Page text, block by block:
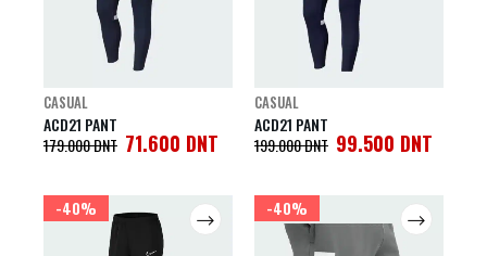
CASUAL
ACD21 PANT
179.000DNT 71.600 DNT
CASUAL
ACD21 PANT
199.000DNT 99.500 DNT
-40% -40%